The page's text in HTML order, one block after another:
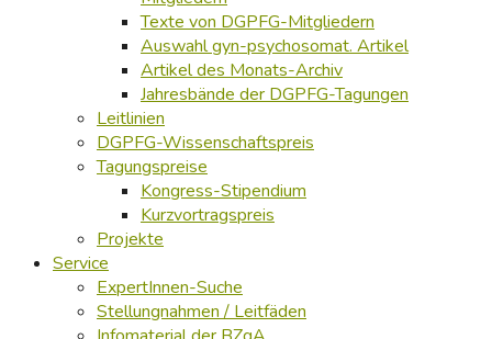
Texte von DGPFG-Mitgliedern
Auswahl gyn-psychosomat. Artikel
Artikel des Monats-Archiv
Jahresbände der DGPFG-Tagungen
Leitlinien
DGPFG-Wissenschaftspreis
Tagungspreise
Kongress-Stipendium
Kurzvortragspreis
Projekte
Service
ExpertInnen-Suche
Stellungnahmen / Leitfäden